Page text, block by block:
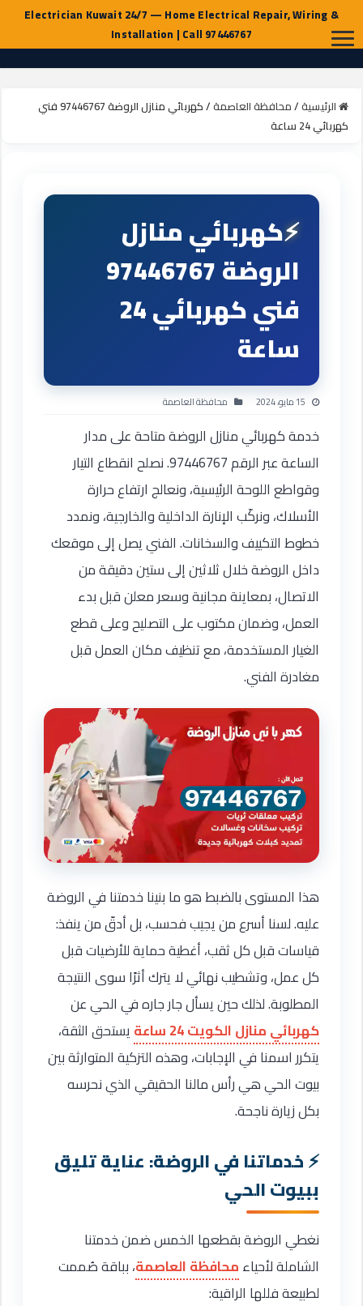
الرئيسية/محافظة العاصمة/
كهربائي منازل الروضة 97446767 فني
كهربائي 24 ساعة
كهربائي منازل
الروضة 97446767
فني كهربائي 24
ساعة
15 مايو، 2024 محافظة العاصمة
خدمة كهربائي منازل الروضة متاحة على مدار
الساعة عبر الرقم 97446767. نصلح انقطاع التيار
وقواطع اللوحة الرئيسية، ونعالج ارتفاع حرارة
الأسلاك، ونركّب الإنارة الداخلية والخارجية، ونمدد
خطوط التكييف والسخانات. الفني يصل إلى موقعك
داخل الروضة خلال ثلاثين إلى ستين دقيقة من
الاتصال، بمعاينة مجانية وسعر معلن قبل بدء
العمل، وضمان مكتوب على التصليح وعلى قطع
الغيار المستخدمة، مع تنظيف مكان العمل قبل
مغادرة الفني.
هذا المستوى بالضبط هو ما بنينا خدمتنا في الروضة
عليه. لسنا أسرع من يجيب فحسب، بل أدقّ من ينفذ:
قياسات قبل كل ثقب، أغطية حماية للأرضيات قبل
كل عمل، وتشطيب نهائي لا يترك أثرًا سوى النتيجة
المطلوبة. لذلك حين يسأل جار جاره في الحي عن
كهربائي منازل الكويت 24 ساعة
يستحق الثقة،
يتكرر اسمنا في الإجابات، وهذه التزكية المتوارثة بين
بيوت الحي هي رأس مالنا الحقيقي الذي نحرسه
بكل زيارة ناجحة.
خدماتنا في الروضة: عناية تليق
ببيوت الحي
نغطي الروضة بقطعها الخمس ضمن خدمتنا
الشاملة لأحياء محافظة العاصمة، بباقة صُممت
لطبيعة فللها الراقية: